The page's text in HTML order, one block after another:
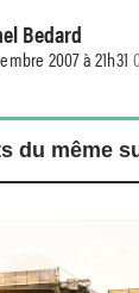
Bedard
2007 à 21h31
du même